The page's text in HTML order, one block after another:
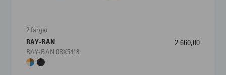
2 farger
RAY-BAN
RAY-BAN 0RX5418
2 660,00